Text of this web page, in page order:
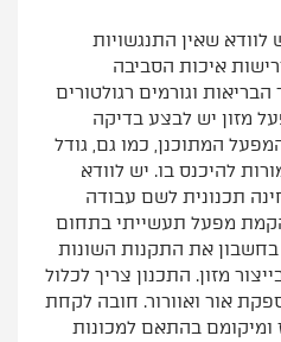
שאין התנגשויות
איכות הסביבה
וגורמים רגולטורים
מזון יש לבצע בדיקה
המתוכנן, כמו גם, גודל
להיכנס בו. יש לוודא
תכנונית לשם עבודה
הקמת מפעל תעשייתי בתחום
את התקנות השונות
מזון. התכנון צריך לכלול
אור ואוורור. חובה לקחת
ומיקומם בהתאם למכונות